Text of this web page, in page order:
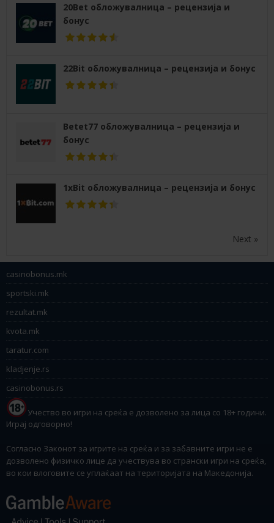
20Bet обложувалница – рецензија и
бонус
22Bit обложувалница – рецензија и бонус
Betet77 обложувалница – рецензија и
бонус
1xBit обложувалница – рецензија и бонус
Next »
casinobonus.mk
sportski.mk
rezultat.mk
kvota.mk
taratur.com
kladjenje.rs
casinobonus.rs
Учество во игри на среќа е дозволено за лица со 18+ години.
Играј одговорно!
Согласно Законот за игрите на среќа и за забавните игри не е
дозволено физичко лице да учествува во странски игри на среќа,
во кои влоговите се уплаќаат на територијата на Македонија.